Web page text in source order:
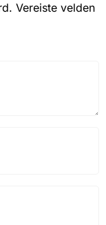
Vereiste velden